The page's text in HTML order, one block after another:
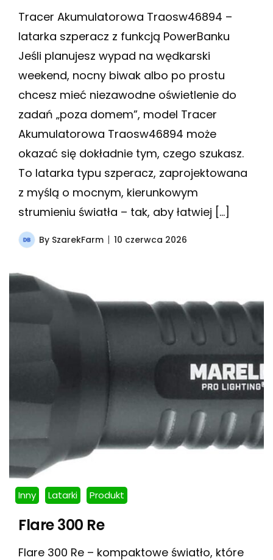
Tracer Akumulatorowa Traosw46894 –
latarka szperacz z funkcją PowerBanku
Jeśli planujesz wypad na wędkarski
weekend, nocny biwak albo po prostu
chcesz mieć niezawodne oświetlenie do
zadań „poza domem”, model Tracer
Akumulatorowa Traosw46894 może
okazać się dokładnie tym, czego szukasz.
To latarka typu szperacz, zaprojektowana
z myślą o mocnym, kierunkowym
strumieniu światła – tak, aby łatwiej […]
By SzarekFarm 10 czerwca 2026
Inny Latarki Produkt
Flare 300 Re
Flare 300 Re – kompaktowe światło, które